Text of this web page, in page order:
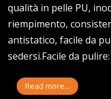
qualità in pelle PU,
riempimento,
antistatico, facile da
sedersi.Facile da
Read more...